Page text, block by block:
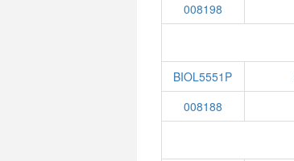
008198
BIOL5551P
008188